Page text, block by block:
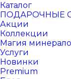
Каталог
ПОДАРОЧНЫЕ
Акции
Коллекции
Магия
Услуги
Новинки
Premium